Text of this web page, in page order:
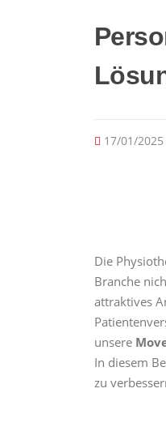
17/01/2025
Die
Branche
attraktives
unsere
In diesem
zu